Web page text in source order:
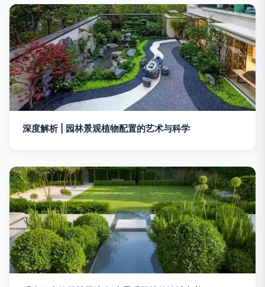
深度解析 | 园林景观植物配置的艺术与科学